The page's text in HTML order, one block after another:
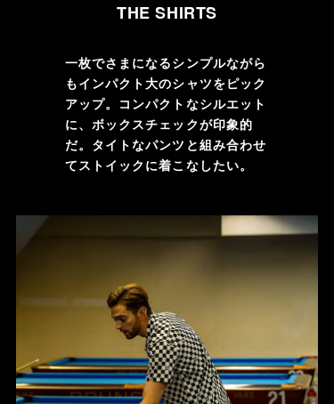
THE SHIRTS
一枚でさまになるシンプルながら
もインパクト大のシャツをピック
アップ。コンパクトなシルエット
に、ボックスチェックが印象的
だ。タイトなパンツと組み合わせ
てストイックに着こなしたい。